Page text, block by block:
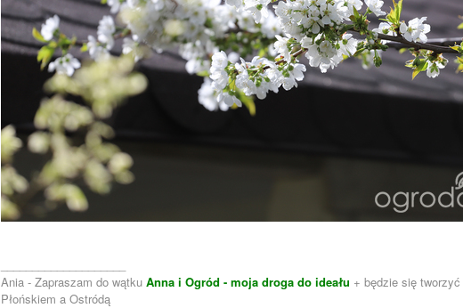
Ania - Zapraszam do wątku Anna i Ogród - moja droga do ideału + będzie się tworzyć
Płońskiem a Ostródą